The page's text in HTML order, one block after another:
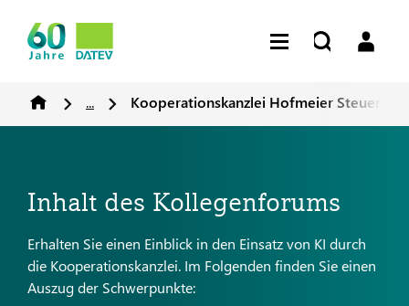
... Kooperationskanzlei Hofmeier
Inhalt des Kollegenforums
Erhalten Sie einen Einblick in den Einsatz von KI durch
die Kooperationskanzlei. Im Folgenden finden Sie einen
Auszug der Schwerpunkte: